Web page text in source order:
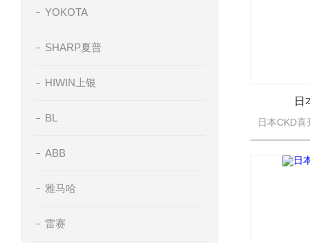
YOKOTA
SHARP夏普
HIWIN上银
BL
ABB
雅马哈
雷赛
日